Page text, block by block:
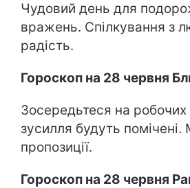
Чудовий день для
вражень. Спілкування з
радість.
Гороскоп на 28 червня
Зосередьтеся на
зусилля будуть помічені.
пропозиції.
Гороскоп на 28 червня